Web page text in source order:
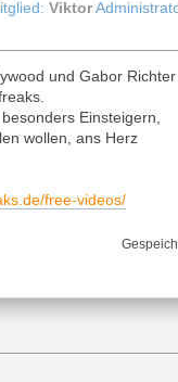
Viktor
und Gabor Richter
Einsteigern,
wollen, ans Herz
free-videos/